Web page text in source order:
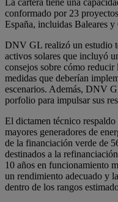
La cartera tiene una
conformado por 23
España, incluidas Baleares y
DNV GL realizó un estudio
activos solares que incluyó
consejos sobre cómo
medidas que deberían
escenarios. Además, DNV
porfolio para impulsar sus
El dictamen técnico
mayores generadores de
de la financiación verde de
destinados a la
10 años en funcionamiento
un rendimiento adecuado y
dentro de los rangos